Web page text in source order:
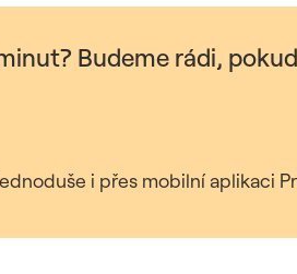
Budeme rádi,
i přes mobilní aplikaci